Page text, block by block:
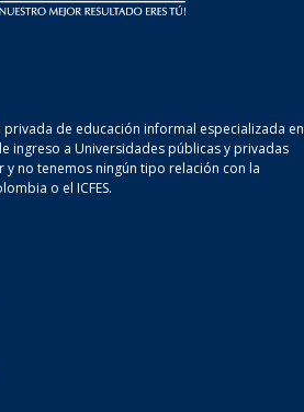
privada de educación informal especializada en
ingreso a Universidades públicas y privadas
y no tenemos ningún tipo relación con la
o el ICFES.